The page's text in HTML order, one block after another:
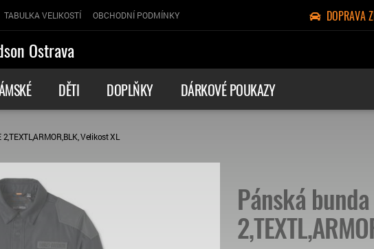
TABULKA VELIKOSTÍ OBCHODNÍ PODMÍNKY DOPRAVA
Ostrava
DĚTI DOPLŇKY DÁRKOVÉ POUKAZY
Velikost XL
Pánská bunda